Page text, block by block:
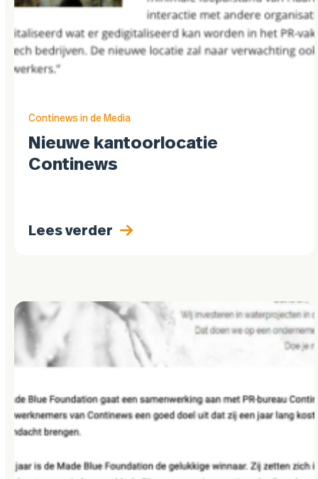
Continews in de Media
Nieuwe kantoorlocatie
Continews
Lees verder